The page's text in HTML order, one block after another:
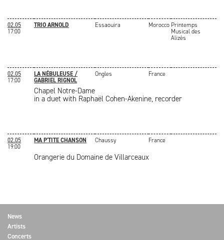
02.05
17:00
TRIO ARNOLD Essaouira Morocco Printemps
Musical des
Alizès
02.05
17:00
LA NÉBULEUSE /
GABRIEL RIGNOL
Ongles France
Chapel Notre-Dame
in a duet with Raphaël Cohen-Akenine, recorder
02.05
19:00
MA P'TITE CHANSON Chaussy France
Orangerie du Domaine de Villarceaux
News
Artists
Concerts